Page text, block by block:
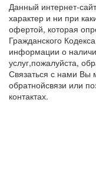
Данный интернет-
характер и ни при
офертой, которая
Гражданского
информации о
услуг,пожалуйста,
Связаться с нами
обратнойсвязи или
контактах.